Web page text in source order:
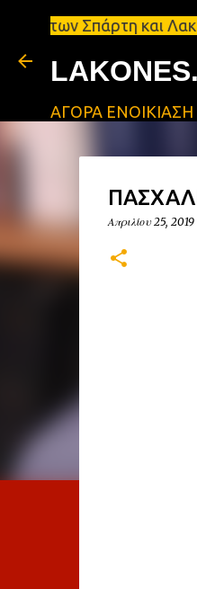
Σπάρτη και
ΑΓΟΡΑ ΕΝΟΙΚΙΑΣΗ
Απριλίου 25, 2019